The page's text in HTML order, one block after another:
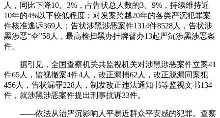
人，同比下降10。3%，占告状总人数的3。9%，持续维持近
10年的4%以下较低程度；对发案跨越20年的各类严沉犯罪案
件核准逃诉369人；告状涉黑涉恶案件1314件8528人，告状涉
黑涉恶“伞”58人，最高检扫黑办挂牌督办13起严沉涉黑涉恶案
件。
据引见，全国查察机关共监视机关对涉黑涉恶案件立案41
件65人，监视撤案4件4人，改正漏捕62人，改正脱漏同案犯
456人，告状漏罪228人，制发改正违法通知书等监视文书134
件，就涉黑涉恶案件提出刑事抗诉33件。
——依法从治严沉影响人平易近群众平安感的犯罪。查察